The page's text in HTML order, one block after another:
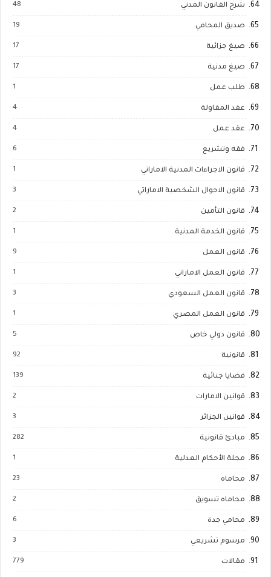
شرح القانون المدني 48
صديق المحامي 19
صيغ جزائية 17
صيغ مدنية 17
طلب عمل 1
عقد المقاولة 4
عقد عمل 4
فقه وتشريع 6
قانون الاجراءات المدنية الاماراتي 1
قانون الاحوال الشخصية الاماراتي 3
قانون التأمين 2
قانون الخدمة المدنية 1
قانون العمل 9
قانون العمل الاماراتي 1
قانون العمل السعودي 3
قانون العمل المصري 1
قانون دولي خاص 5
قانونية 92
قضايا جنائية 139
قوانين الامارات 2
قوانين الجزائر 3
مبادئ قانونية 282
مجلة الأحكام العدلية 1
محاماه 23
محاماه تسويق 2
محامي جدة 6
مرسوم تشريعي 3
مقالات 779